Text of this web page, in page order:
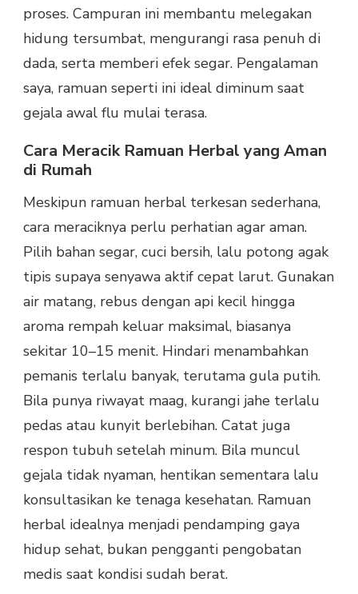
proses. Campuran ini membantu melegakan
hidung tersumbat, mengurangi rasa penuh di
dada, serta memberi efek segar. Pengalaman
saya, ramuan seperti ini ideal diminum saat
gejala awal flu mulai terasa.
Cara Meracik Ramuan Herbal yang Aman
di Rumah
Meskipun ramuan herbal terkesan sederhana,
cara meraciknya perlu perhatian agar aman.
Pilih bahan segar, cuci bersih, lalu potong agak
tipis supaya senyawa aktif cepat larut. Gunakan
air matang, rebus dengan api kecil hingga
aroma rempah keluar maksimal, biasanya
sekitar 10–15 menit. Hindari menambahkan
pemanis terlalu banyak, terutama gula putih.
Bila punya riwayat maag, kurangi jahe terlalu
pedas atau kunyit berlebihan. Catat juga
respon tubuh setelah minum. Bila muncul
gejala tidak nyaman, hentikan sementara lalu
konsultasikan ke tenaga kesehatan. Ramuan
herbal idealnya menjadi pendamping gaya
hidup sehat, bukan pengganti pengobatan
medis saat kondisi sudah berat.